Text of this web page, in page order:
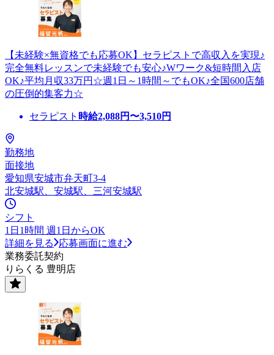
【未経験×無資格でも応募OK】セラピストで高収入を実現♪
完全無料レッスンで未経験でも安心♪Wワーク&短時間入店
OK♪平均月収33万円☆週1日～1時間～でもOK♪全国600店舗
の圧倒的集客力☆
セラピスト 時給2,088円〜3,510円
勤務地
面接地
愛知県安城市弁天町3-4
北安城駅、安城駅、三河安城駅
シフト
1日1時間 週1日からOK
詳細を見る
応募画面に進む
業務委託契約
りらくる 豊明店